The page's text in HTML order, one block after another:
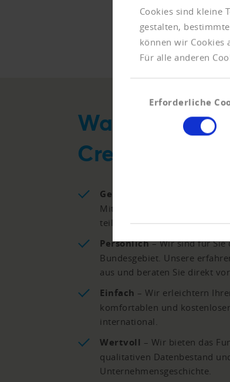
Cookies sind kleine
gestalten,
können wir Cookies
Für alle anderen
Erforderliche
Was uns
Creditreform
Gemeinsam
– Wir leben
Mitgliedern weltweit, die
teilen, bilden wir eine große,
Persönlich– Wir sind für Sie
Bundesgebiet. Unsere
aus und beraten Sie direkt
Einfach – Wir erleichtern
komfortablen und
international.
Wertvoll – Wir bieten das
qualitativen Datenbestand
Unternehmensgeschichte.